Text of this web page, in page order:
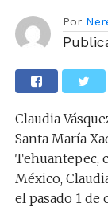
Por
Claudia
Santa María
Tehuantepec,
México,
el pasado 1 de